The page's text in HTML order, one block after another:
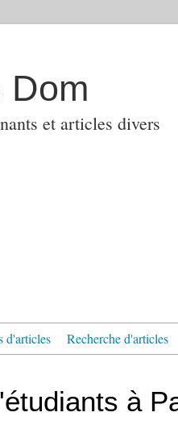
Dom
et articles divers
d'articles Recherche d'articles
à